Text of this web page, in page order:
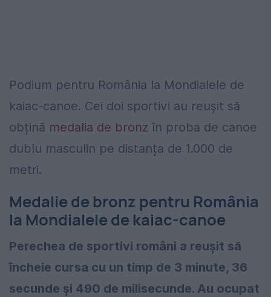
Podium pentru România la Mondialele de
kaiac-canoe. Cei doi sportivi au reușit să
obțină medalia de bronz în proba de canoe
dublu masculin pe distanța de 1.000 de
metri.
Medalie de bronz pentru România
la Mondialele de kaiac-canoe
Perechea de sportivi români a reușit să
încheie cursa cu un timp de 3 minute, 36
secunde și 490 de milisecunde. Au ocupat